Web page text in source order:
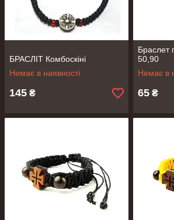
БРАСЛІТ Комбоскіні
Немає в наявності
145 ₴
50,90
Немає в
65 ₴